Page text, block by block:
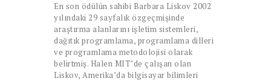
En son ödülün sahibi Barbara Liskov 2002
yılındaki 29 sayfalık özgeçmişinde
araştırma alanlarını işletim sistemleri,
dağıtık programlama, programlama dilleri
ve programlama metodolojisi olarak
belirtmiş. Halen MIT’de çalışan olan
Liskov, Amerika’da bilgisayar bilimleri